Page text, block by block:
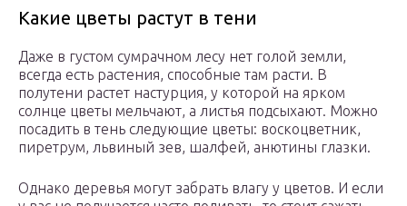
Какие цветы растут в тени
Даже в густом сумрачном лесу нет голой земли,
всегда есть растения, способные там расти. В
полутени растет настурция, у которой на ярком
солнце цветы мельчают, а листья подсыхают. Можно
посадить в тень следующие цветы: воскоцветник,
пиретрум, львиный зев, шалфей, анютины глазки.
Однако деревья могут забрать влагу у цветов. И если